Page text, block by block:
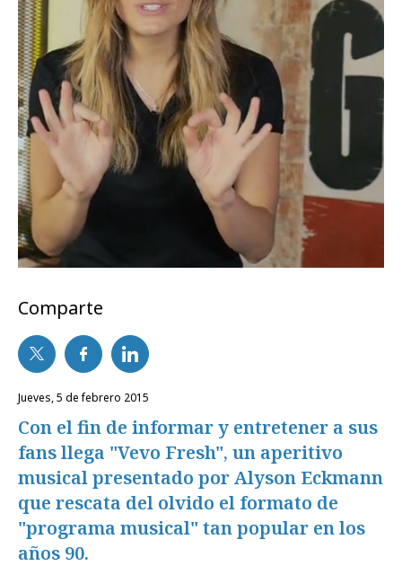
Comparte
jueves, 5 de febrero 2015
Con el fin de informar y entretener a sus
fans llega "Vevo Fresh", un aperitivo
musical presentado por Alyson Eckmann
que rescata del olvido el formato de
"programa musical" tan popular en los
años 90.